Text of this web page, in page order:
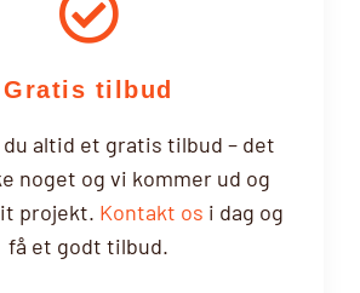
Gratis tilbud
du altid et gratis tilbud – det
noget og vi kommer ud og
projekt. Kontakt os i dag og
få et godt tilbud.